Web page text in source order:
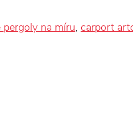
na míru, carport